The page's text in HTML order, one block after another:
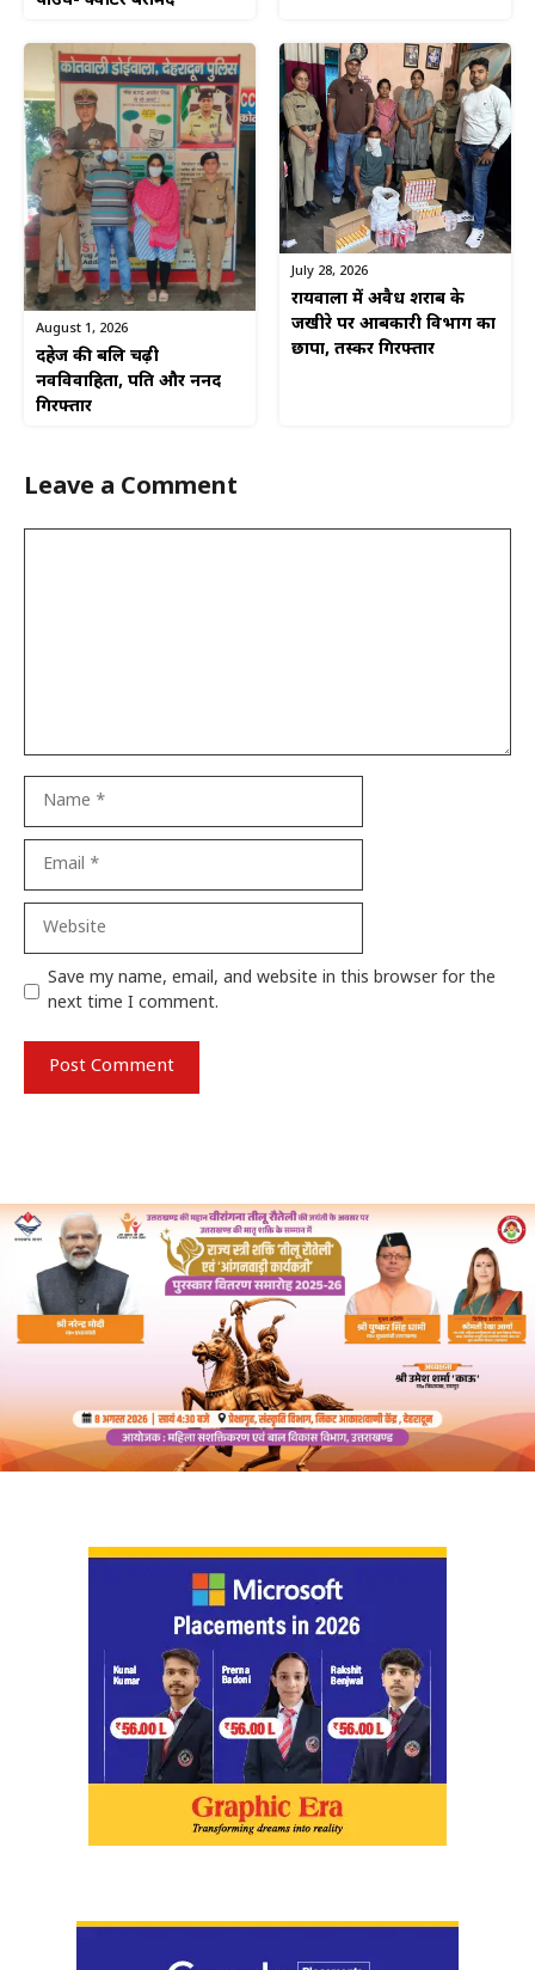
August 1, 2026
दहेज की बलि चढ़ी
नवविवाहिता, पति और ननद
गिरफ्तार
July 28, 2026
रायवाला में अवैध शराब के
जखीरे पर आबकारी विभाग का
छापा, तस्कर गिरफ्तार
Leave a Comment
Website
Save my name, email, and website in this browser for the
next time I comment.